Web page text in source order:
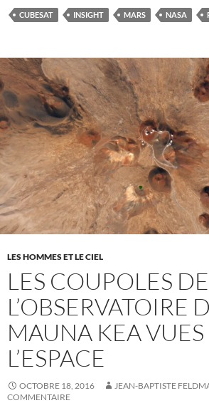
CUBESAT INSIGHT MARS NASA
LES HOMMES ET LE CIEL
LES COUPOLES DE
L’OBSERVATOIRE
MAUNA KEA VUES
L’ESPACE
OCTOBRE 18, 2016 JEAN-BAPTISTE
COMMENTAIRE